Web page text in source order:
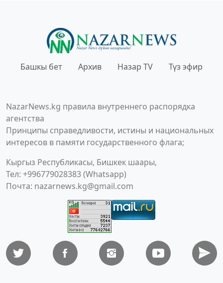
Башкы бет Архив Назар TV Түз эфир
NazarNews.kg правила внутреннего распорядка
агентства
Принципы справедливости, истины и национальных
интересов в памяти государственного флага;
Кыргыз Республикасы, Бишкек шаары,
Тел: +996779028383 (Whatsapp)
Почта: nazarnews.kg@gmail.com